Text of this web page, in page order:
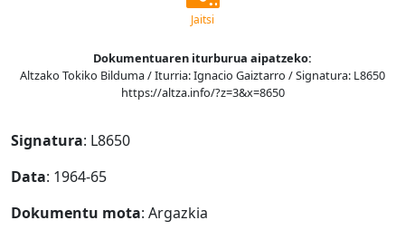
Jaitsi
Dokumentuaren iturburua aipatzeko:
Altzako Tokiko Bilduma / Iturria: Ignacio Gaiztarro / Signatura: L8650
https://altza.info/?z=3&x=8650
Signatura: L8650
Data: 1964-65
Dokumentu mota: Argazkia